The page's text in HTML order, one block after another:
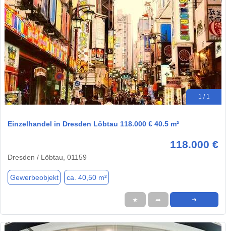
1 / 1
Einzelhandel in Dresden Löbtau 118.000 € 40.5 m²
118.000 €
Dresden / Löbtau, 01159
Gewerbeobjekt ca. 40,50 m²
★ ➦ ➜